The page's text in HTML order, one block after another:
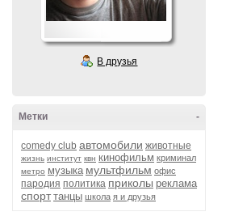
В друзья
-
Метки
comedy club автомобили животные
жизнь институт квн кинофильм криминал
метро музыка мультфильм офис
пародия политика приколы реклама
спорт танцы школа я и друзья